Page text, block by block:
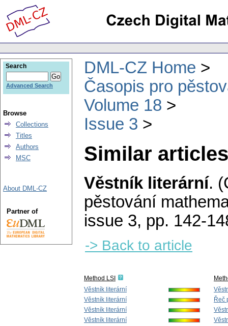
DML-CZ Home
Časopis pro
Volume 18
Issue 3
Similar
Věstník literární.
pěstování
issue 3, pp. 142-
-> Back to article
Method LSI
Věstník literární
Věstník literární
Věstník literární
Věstník literární
Řeč
Search
Advanced Search
Browse
Collections
Titles
Authors
MSC
About DML-CZ
Partner of